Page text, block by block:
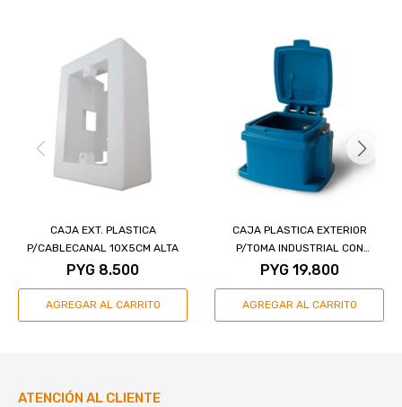
CAJA EXT. PLASTICA
P/CABLECANAL 10X5CM ALTA
PYG 8.500
CAJA PLASTICA EXTERIOR
P/TOMA INDUSTRIAL CON
PROTECCIÓN UV - 16 A.
PYG 19.800
ATENCIÓN AL CLIENTE